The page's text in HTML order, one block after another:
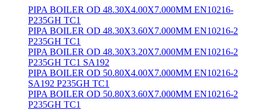
PIPA BOILER OD 48.30X4.00X7.000MM EN10216-
P235GH TC1
PIPA BOILER OD 48.30X3.60X7.000MM EN10216-2
P235GH TC1
PIPA BOILER OD 48.30X3.20X7.000MM EN10216-2
P235GH TC1 SA192
PIPA BOILER OD 50.80X4.00X7.000MM EN10216-2
SA192 P235GH TC1
PIPA BOILER OD 50.80X3.60X7.000MM EN10216-2
P235GH TC1